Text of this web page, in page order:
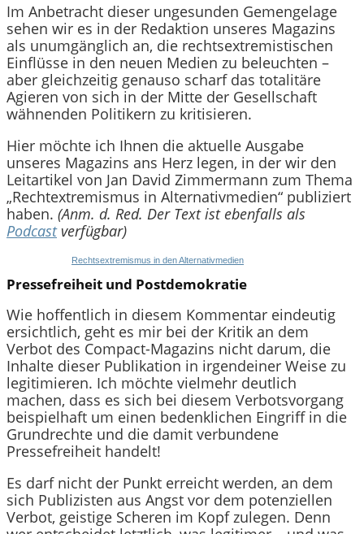
Im Anbetracht dieser ungesunden Gemengelage
sehen wir es in der Redaktion unseres Magazins
als unumgänglich an, die rechtsextremistischen
Einflüsse in den neuen Medien zu beleuchten –
aber gleichzeitig genauso scharf das totalitäre
Agieren von sich in der Mitte der Gesellschaft
wähnenden Politikern zu kritisieren.
Hier möchte ich Ihnen die aktuelle Ausgabe
unseres Magazins ans Herz legen, in der wir den
Leitartikel von Jan David Zimmermann zum Thema
„Rechtextremismus in Alternativmedien“ publiziert
haben. (Anm. d. Red. Der Text ist ebenfalls als
Podcastverfügbar)
Rechtsextremismus in den Alternativmedien
Pressefreiheit und Postdemokratie
Wie hoffentlich in diesem Kommentar eindeutig
ersichtlich, geht es mir bei der Kritik an dem
Verbot des Compact-Magazins nicht darum, die
Inhalte dieser Publikation in irgendeiner Weise zu
legitimieren. Ich möchte vielmehr deutlich
machen, dass es sich bei diesem Verbotsvorgang
beispielhaft um einen bedenklichen Eingriff in die
Grundrechte und die damit verbundene
Pressefreiheit handelt!
Es darf nicht der Punkt erreicht werden, an dem
sich Publizisten aus Angst vor dem potenziellen
Verbot, geistige Scheren im Kopf zulegen. Denn